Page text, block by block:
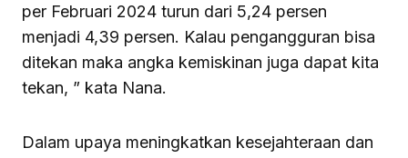
per Februari 2024 turun dari 5,24 persen
menjadi 4,39 persen. Kalau pengangguran bisa
ditekan maka angka kemiskinan juga dapat kita
tekan, ” kata Nana.
Dalam upaya meningkatkan kesejahteraan dan